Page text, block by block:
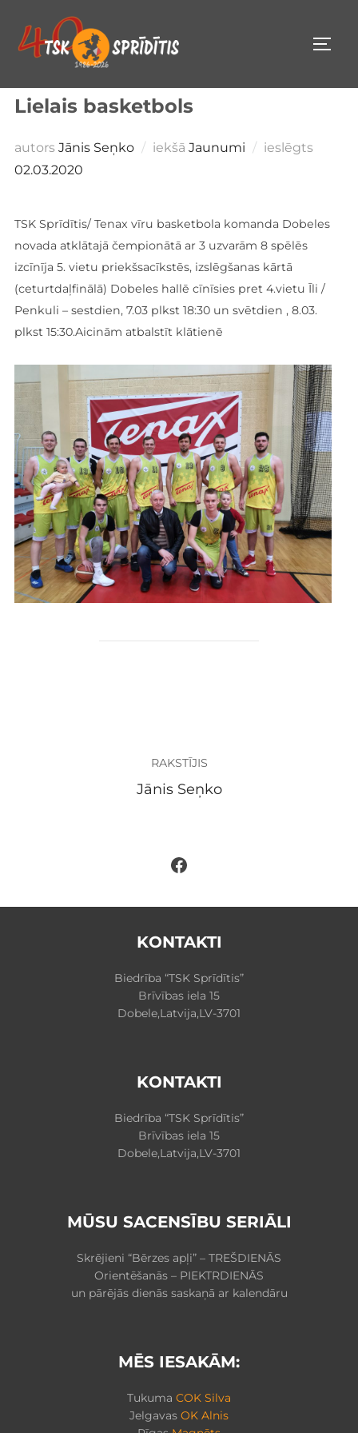
saturu
Lielais basketbols
autors Jānis Seņko iekšā Jaunumi ieslēgts
02.03.2020
TSK Sprīdītis/ Tenax vīru basketbola komanda Dobeles
novada atklātajā čempionātā ar 3 uzvarām 8 spēlēs
izcīnīja 5. vietu priekšsacīkstēs, izslēgšanas kārtā
(ceturtdaļfinālā) Dobeles hallē cīnīsies pret 4.vietu Īli /
Penkuli – sestdien, 7.03 plkst 18:30 un svētdien , 8.03.
plkst 15:30.Aicinām atbalstīt klātienē
RAKSTĪJIS
Jānis Seņko
Facebook
KONTAKTI
Biedrība “TSK Sprīdītis”
Brīvības iela 15
Dobele,Latvija,LV-3701
KONTAKTI
Biedrība “TSK Sprīdītis”
Brīvības iela 15
Dobele,Latvija,LV-3701
MŪSU SACENSĪBU SERIĀLI
Skrējieni “Bērzes apļi” – TREŠDIENĀS
Orientēšanās – PIEKTRDIENĀS
un pārējās dienās saskaņā ar kalendāru
MĒS IESAKĀM:
Tukuma COK Silva
Jelgavas OK Alnis